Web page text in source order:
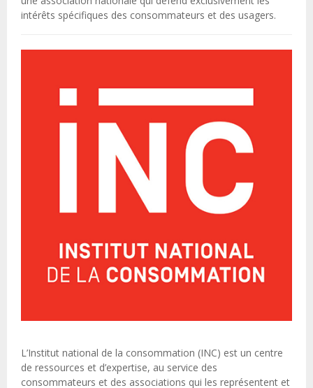
intérêts spécifiques des consommateurs et des usagers.
L’Institut national de la consommation (INC) est un centre
de ressources et d’expertise, au service des
consommateurs et des associations qui les représentent et